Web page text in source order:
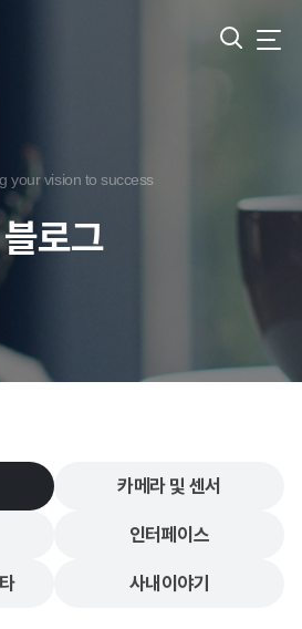
your vision to success
블로그
카메라 및 센서
인터페이스
사내이야기